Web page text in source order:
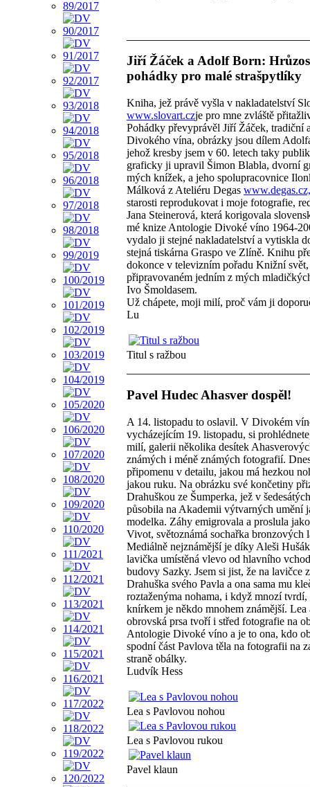
Jiří Žáček a Adolf Born:
pohádky pro malé strašpytlíky
Kniha, jež právě vyšla v nakladatelství
www.slovart.czje pro mne zvláště
Pohádky převyprávěl Jiří Žáček, tradiční
Divokého vína, obrázky jsou dílem
jehož kresby jsem v 60. letech taky
graficky ji upravil Šimon Blabla, dvorní
mých knížek, a jeho spolupracovnice
Málková z Ateliéru Degas www.degas.cz,
starosti reprodukovat i moje fotografie,
Jana Steinerová, která korigovala
mé knize Antologie Divoké víno 1964-
vydalo ji stejné nakladatelství a vytiskla
stejná tiskárna Graspo ve Zlíně. Knihu
dokonce v televizním pořadu Knižní svět,
připravovaném jedním z mých
Ivo Šmoldasem.
Už chápete, moji milí, proč vám ji
Lu
Titul s ražbou
Pavel Hudec Ahasver dospěl!
A 14. listopadu to oslavil. V Divokém
vycházejícím 19. listopadu, si
milí, galerii několika desítek
známých i méně známých fotografií.
připomenu v detailu, jakou má hezkou
jakou ruku. Na obrázku své končetiny
Drahuškou ze Šumperka, jež v
působila na Akademii výtvarných umění
modelka. Záhy emigrovala a proslula
Vivot, světoznámá sochařka bronzových
Mediálně nejznámější je díky Aleši
lavička umístěná vlevo od hlavního
budovy Sazky. Jsem si jist, že na lavičce
Drahuška svého Pavla a ona sama mu
roztaženýma nohama, i když mnozí tvrdí,
knírkem je někdo mnohem známější. Lea
obrovská prsa tvoří i střed fotografie na
Antologie Divoké víno a je to ona, kdo
spodní část Pavlova těla na fotografii na
straně obálky.
Ludvík Hess
Lea s Pavlovou nohou
Lea s Pavlovou rukou
Pavel klaun